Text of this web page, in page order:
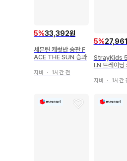
5%33,392원
세븐틴 캐럿반 승관 F
ACE THE SUN 승과
지바 ・ 1시간 전
5%
StrayKids
I.N 트레이딩
지바・ 1시간